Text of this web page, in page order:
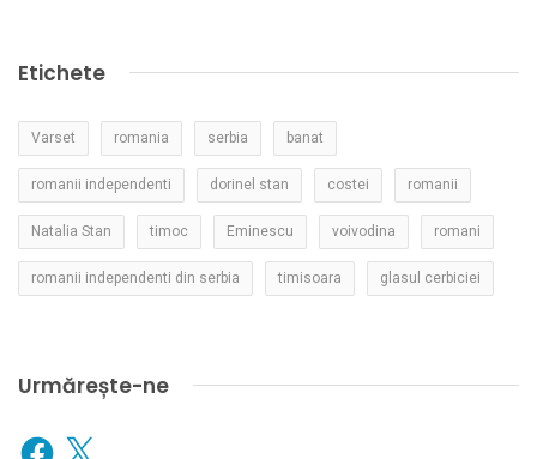
Etichete
Varset romania serbia banat
romanii independenti dorinel stan costei romanii
Natalia Stan timoc Eminescu voivodina romani
romanii independenti din serbia timisoara glasul cerbiciei
Urmărește-ne
Facebook
X